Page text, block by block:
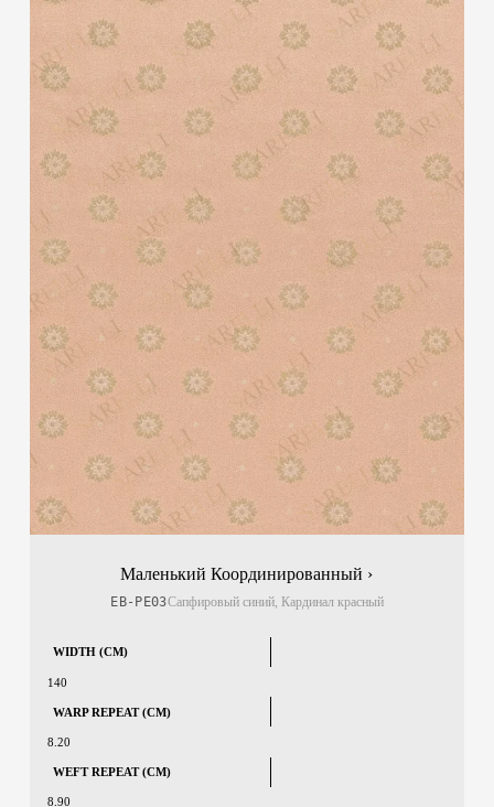
Маленький Координированный ›
EB-PE03Сапфировый синий, Кардинал красный
WIDTH (CM)
140
WARP REPEAT (CM)
8.20
WEFT REPEAT (CM)
8.90